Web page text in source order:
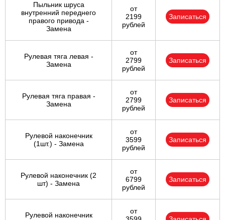
Пыльник шруса
внутренний переднего
правого привода -
Замена
от
2199
рублей
Записаться
Рулевая тяга левая -
Замена
от
2799
рублей
Записаться
Рулевая тяга правая -
Замена
от
2799
рублей
Записаться
Рулевой наконечник
(1шт.) - Замена
от
3599
рублей
Записаться
Рулевой наконечник (2
шт) - Замена
от
6799
рублей
Записаться
Рулевой наконечник
от